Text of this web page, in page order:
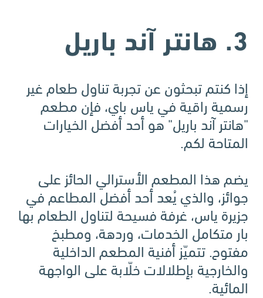
3. هانتر آند باريل
إذا كنتم تبحثون عن تجربة تناول طعام غير
رسمية راقية في ياس باي، فإن مطعم
"هانتر آند باريل" هو أحد أفضل الخيارات
المتاحة لكم.
يضم هذا المطعم الأسترالي الحائز على
جوائز، والذي يُعد أحد أفضل المطاعم في
جزيرة ياس، غرفة فسيحة لتناول الطعام بها
بار متكامل الخدمات، وردهة، ومطبخ
مفتوح. تتميّز أفنية المطعم الداخلية
والخارجية بإطلالات خلّابة على الواجهة
المائية.